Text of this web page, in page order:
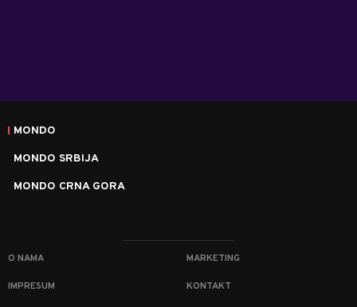
MONDO
MONDO SRBIJA
MONDO CRNA GORA
O NAMA MARKETING
IMPRESUM KONTAKT